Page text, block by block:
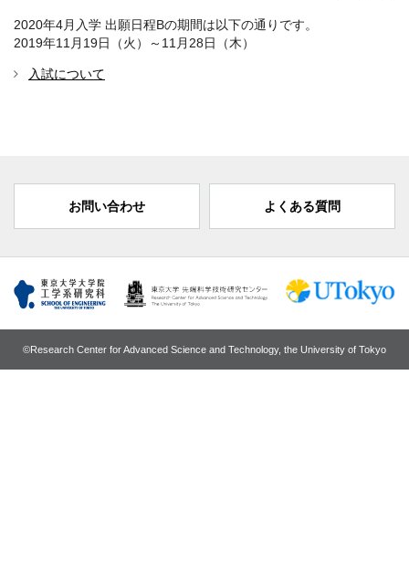
2020年4月入学 出願日程Bの期間は以下の通りです。
2019年11月19日（火）～11月28日（木）
入試について
お問い合わせ よくある質問
©Research Center for Advanced Science and Technology, the University of Tokyo